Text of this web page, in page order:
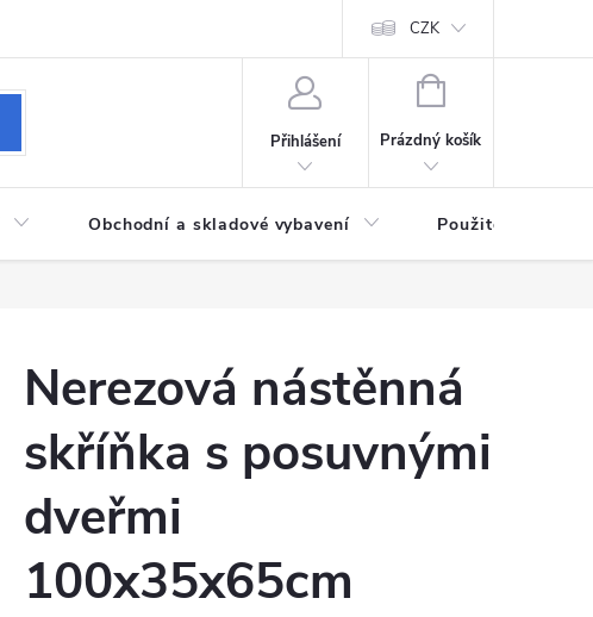
CZK
Přihlášení
NÁKUPNÍ
Prázdný košík
Obchodní a skladové vybavení Použité
Nerezová nástěnná
skříňka s posuvnými
dveřmi
100x35x65cm